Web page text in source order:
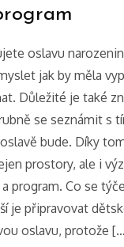
oslavu
jak by měla
Důležité je také
se seznámit s
bude. Díky
prostory, ale i
program. Co se
je připravovat
oslavu, protože